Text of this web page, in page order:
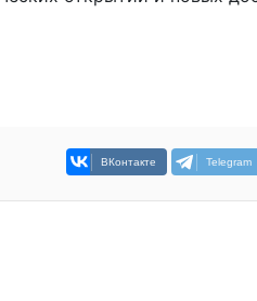
ВКонтакте Telegram